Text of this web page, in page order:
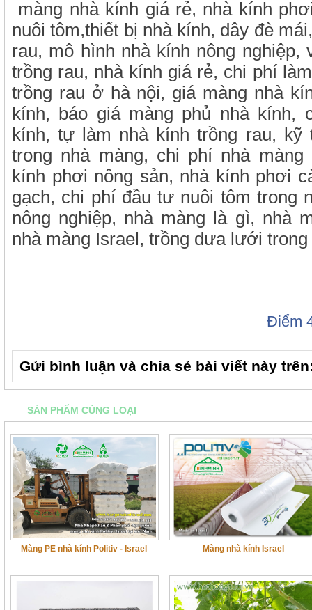
màng nhà kính giá rẻ, nhà kính
nuôi tôm,thiết bị nhà kính, dây đè
rau, mô hình nhà kính nông nghiệp,
trồng rau, nhà kính giá rẻ, chi phí
trồng rau ở hà nội, giá màng nhà
kính, báo giá màng phủ nhà kính,
kính, tự làm nhà kính trồng rau,
trong nhà màng, chi phí nhà
kính phơi nông sản, nhà kính phơi
gạch, chi phí đầu tư nuôi tôm trong
nông nghiệp, nhà màng là gì, nhà
nhà màng Israel, trồng dưa lưới
Điểm
Gửi bình luận và chia sẻ bài viết này
SẢN PHẨM CÙNG LOẠI
Màng PE nhà kính Politiv - Israel Màng nhà kính Israel